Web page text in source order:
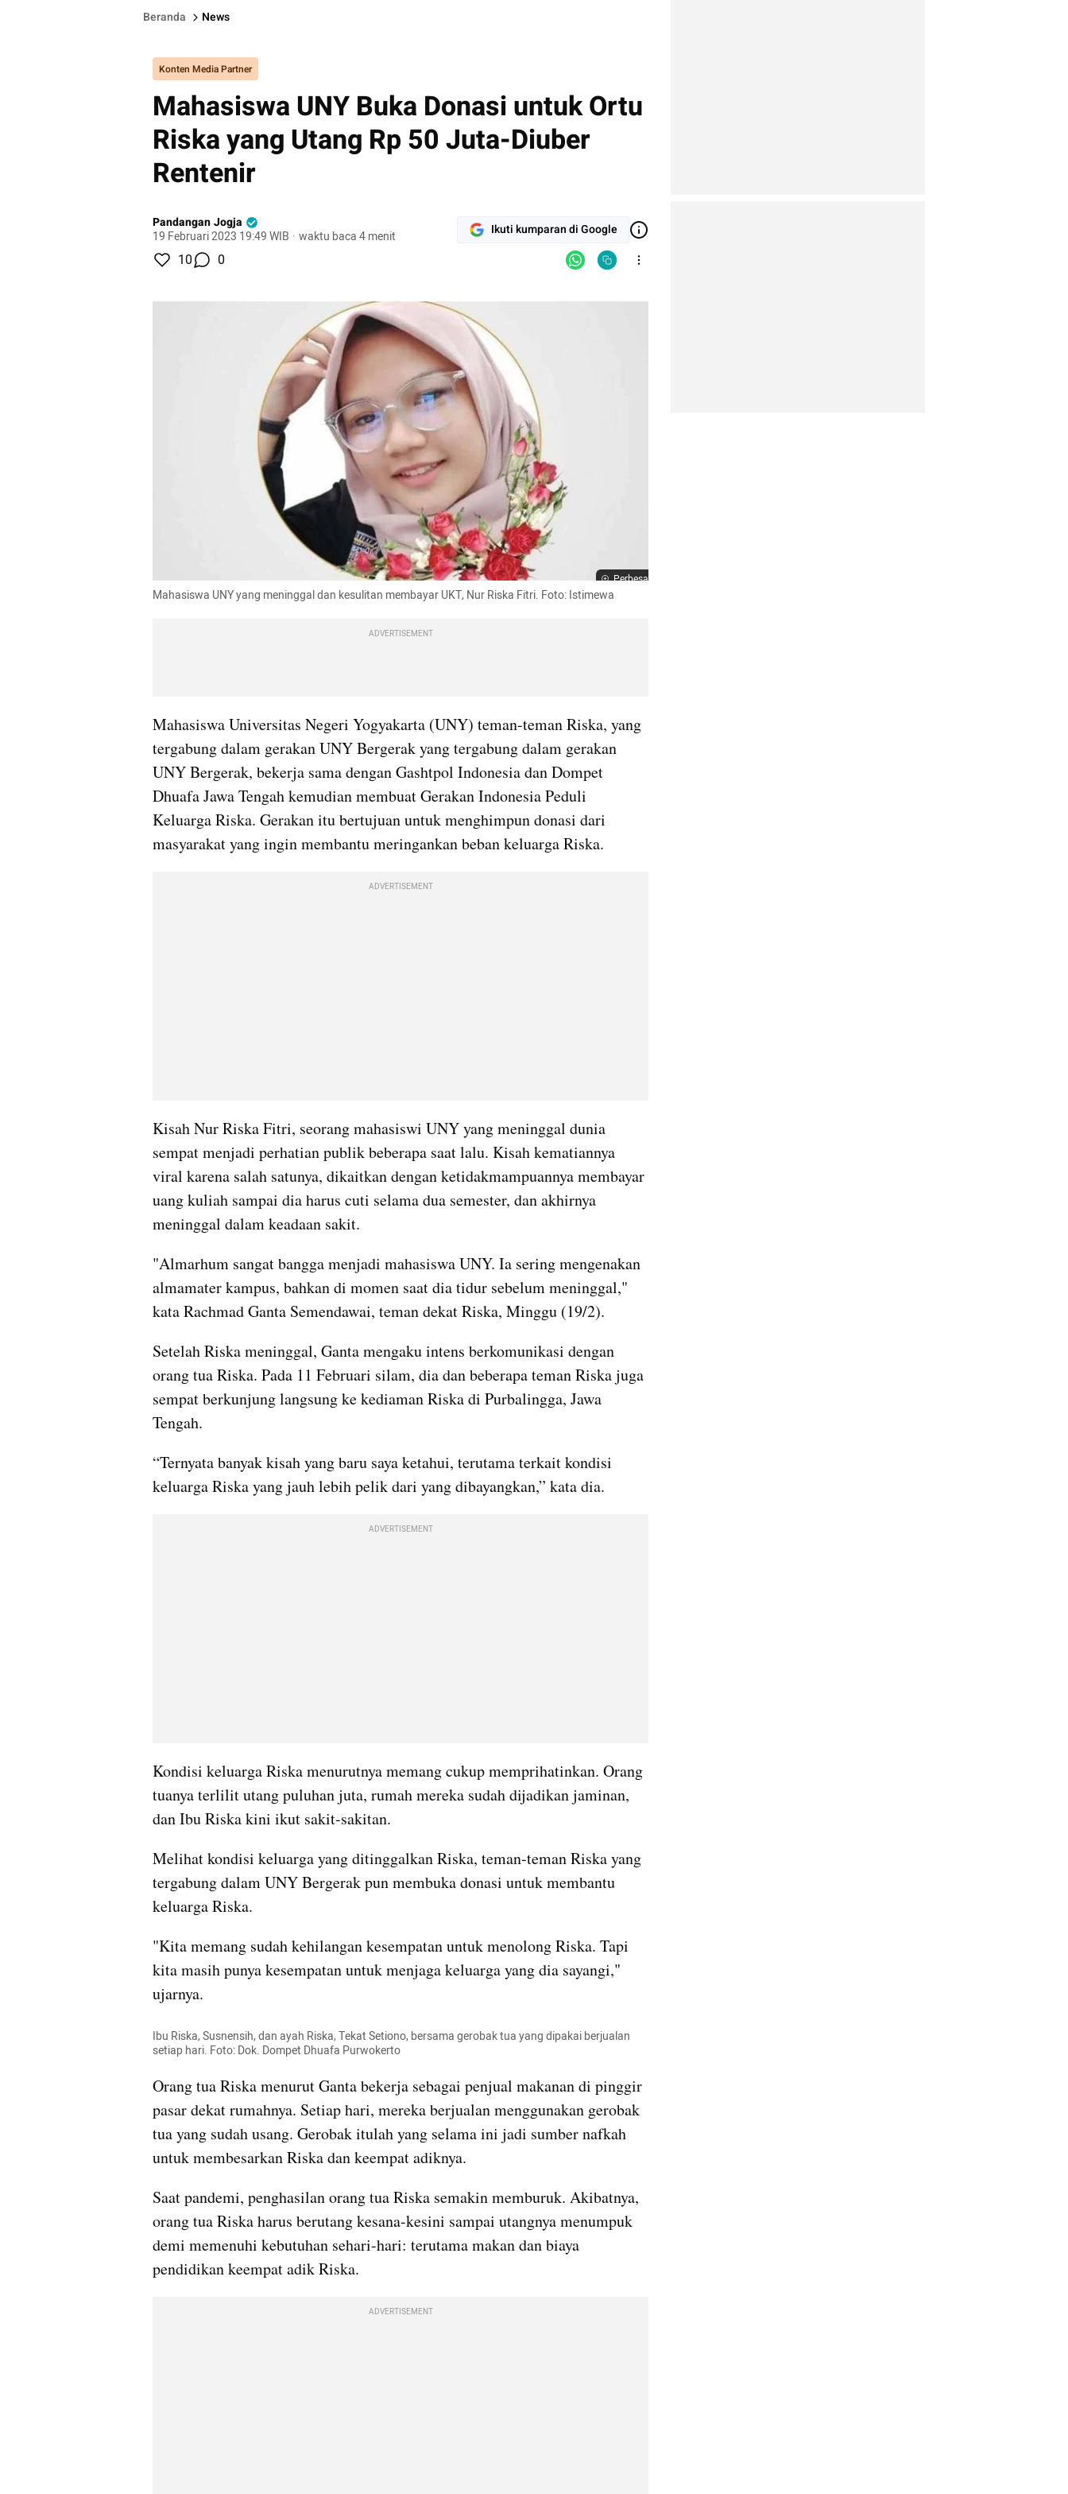
Beranda News
Konten Media Partner
Mahasiswa UNY Buka Donasi untuk Ortu
Riska yang Utang Rp 50 Juta-Diuber
Rentenir
Pandangan Jogja
19 Februari 2023 19:49 WIB · waktu baca 4 menit Ikuti kumparan di Google
10 0
Perbesar
Mahasiswa UNY yang meninggal dan kesulitan membayar UKT, Nur Riska Fitri. Foto: Istimewa
ADVERTISEMENT
Mahasiswa Universitas Negeri Yogyakarta (UNY) teman-teman Riska, yang
tergabung dalam gerakan UNY Bergerak yang tergabung dalam gerakan
UNY Bergerak, bekerja sama dengan Gashtpol Indonesia dan Dompet
Dhuafa Jawa Tengah kemudian membuat Gerakan Indonesia Peduli
Keluarga Riska. Gerakan itu bertujuan untuk menghimpun donasi dari
masyarakat yang ingin membantu meringankan beban keluarga Riska.
ADVERTISEMENT
Kisah Nur Riska Fitri, seorang mahasiswi UNY yang meninggal dunia
sempat menjadi perhatian publik beberapa saat lalu. Kisah kematiannya
viral karena salah satunya, dikaitkan dengan ketidakmampuannya membayar
uang kuliah sampai dia harus cuti selama dua semester, dan akhirnya
meninggal dalam keadaan sakit.
"Almarhum sangat bangga menjadi mahasiswa UNY. Ia sering mengenakan
almamater kampus, bahkan di momen saat dia tidur sebelum meninggal,"
kata Rachmad Ganta Semendawai, teman dekat Riska, Minggu (19/2).
Setelah Riska meninggal, Ganta mengaku intens berkomunikasi dengan
orang tua Riska. Pada 11 Februari silam, dia dan beberapa teman Riska juga
sempat berkunjung langsung ke kediaman Riska di Purbalingga, Jawa
Tengah.
“Ternyata banyak kisah yang baru saya ketahui, terutama terkait kondisi
keluarga Riska yang jauh lebih pelik dari yang dibayangkan,” kata dia.
ADVERTISEMENT
Kondisi keluarga Riska menurutnya memang cukup memprihatinkan. Orang
tuanya terlilit utang puluhan juta, rumah mereka sudah dijadikan jaminan,
dan Ibu Riska kini ikut sakit-sakitan.
Melihat kondisi keluarga yang ditinggalkan Riska, teman-teman Riska yang
tergabung dalam UNY Bergerak pun membuka donasi untuk membantu
keluarga Riska.
"Kita memang sudah kehilangan kesempatan untuk menolong Riska. Tapi
kita masih punya kesempatan untuk menjaga keluarga yang dia sayangi,"
ujarnya.
Ibu Riska, Susnensih, dan ayah Riska, Tekat Setiono, bersama gerobak tua yang dipakai berjualan
setiap hari. Foto: Dok. Dompet Dhuafa Purwokerto
Orang tua Riska menurut Ganta bekerja sebagai penjual makanan di pinggir
pasar dekat rumahnya. Setiap hari, mereka berjualan menggunakan gerobak
tua yang sudah usang. Gerobak itulah yang selama ini jadi sumber nafkah
untuk membesarkan Riska dan keempat adiknya.
Saat pandemi, penghasilan orang tua Riska semakin memburuk. Akibatnya,
orang tua Riska harus berutang kesana-kesini sampai utangnya menumpuk
demi memenuhi kebutuhan sehari-hari: terutama makan dan biaya
pendidikan keempat adik Riska.
ADVERTISEMENT